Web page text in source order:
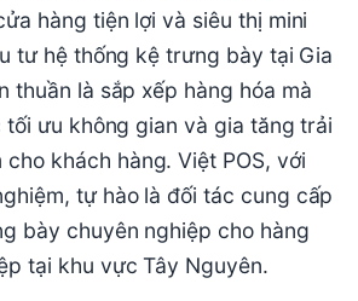
hàng tiện lợi và siêu thị mini
tư hệ thống kệ trưng bày tại Gia
thuần là sắp xếp hàng hóa mà
tối ưu không gian và gia tăng trải
cho khách hàng. Việt POS, với
tự hào là đối tác cung cấp
bày chuyên nghiệp cho hàng
tại khu vực Tây Nguyên.